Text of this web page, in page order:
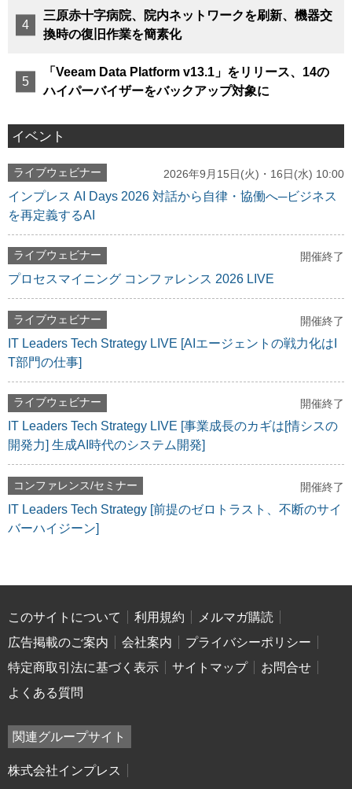
三原赤十字病院、院内ネットワークを刷新、機器交
換時の復旧作業を簡素化
「Veeam Data Platform v13.1」をリリース、14の
ハイパーバイザーをバックアップ対象に
イベント
ライブウェビナー 2026年9月15日(火)・16日(水) 10:00
インプレス AI Days 2026 対話から自律・協働へ─ビジネス
を再定義するAI
ライブウェビナー 開催終了
プロセスマイニング コンファレンス 2026 LIVE
ライブウェビナー 開催終了
IT Leaders Tech Strategy LIVE [AIエージェントの戦力化はI
T部門の仕事]
ライブウェビナー 開催終了
IT Leaders Tech Strategy LIVE [事業成長のカギは[情シスの
開発力] 生成AI時代のシステム開発]
コンファレンス/セミナー 開催終了
IT Leaders Tech Strategy [前提のゼロトラスト、不断のサイ
バーハイジーン]
このサイトについて 利用規約
メルマガ購読
広告掲載のご案内
会社案内
プライバシーポリシー
特定商取引法に基づく表示
サイトマップ
お問合せ
よくある質問
関連グループサイト
株式会社インプレス